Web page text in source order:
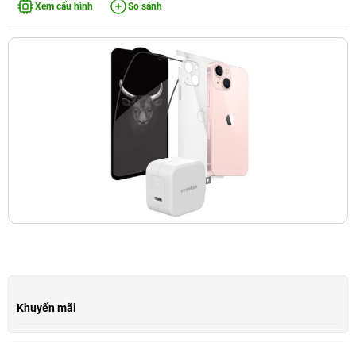
Xem cấu hình So sánh
Khuyến mãi